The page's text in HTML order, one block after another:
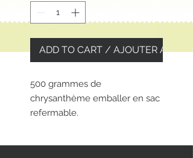
ADD TO CART / AJOUTER AU
500 grammes de
chrysanthème emballer en sac
refermable.